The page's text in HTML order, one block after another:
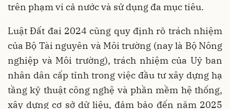
trên phạm vi cả nước và sử dụng đa mục tiêu.
Luật Đất đai 2024 cũng quy định rõ trách nhiệm
của Bộ Tài nguyên và Môi trường (nay là Bộ Nông
nghiệp và Môi trường), trách nhiệm của Uỷ ban
nhân dân cấp tỉnh trong việc đầu tư xây dựng hạ
tầng kỹ thuật công nghệ và phần mềm hệ thống,
xây dựng cơ sở dữ liệu, đảm bảo đến năm 2025